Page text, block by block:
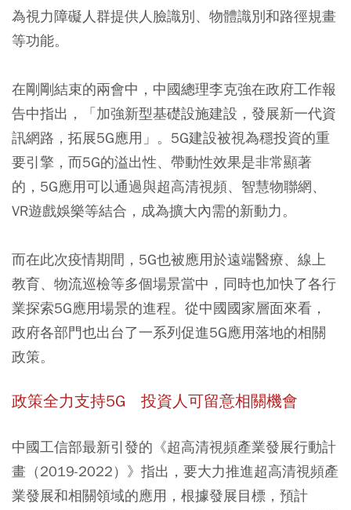
為視力障礙人群提供人臉識別、物體識別和路徑規畫
等功能。
在剛剛結束的兩會中，中國總理李克強在政府工作報
告中指出，「加強新型基礎設施建設，發展新一代資
訊網路，拓展5G應用」。5G建設被視為穩投資的重
要引擎，而5G的溢出性、帶動性效果是非常顯著
的，5G應用可以通過與超高清視頻、智慧物聯網、
VR遊戲娛樂等結合，成為擴大內需的新動力。
而在此次疫情期間，5G也被應用於遠端醫療、線上
教育、物流巡檢等多個場景當中，同時也加快了各行
業探索5G應用場景的進程。從中國國家層面來看，
政府各部門也出台了一系列促進5G應用落地的相關
政策。
政策全力支持5G 投資人可留意相關機會
中國工信部最新引發的《超高清視頻產業發展行動計
畫（2019-2022）》指出，要大力推進超高清視頻產
業發展和相關領域的應用，根據發展目標，預計